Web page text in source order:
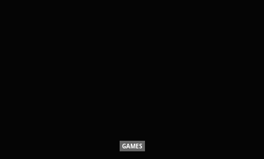
GAMES